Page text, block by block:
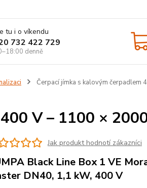
tu i o víkendu
732 422 729
denně
Čerpací jímka s kalovým čerpadlem
V – 1100 ×
Jak produkt hodnotí zákazníci
Black Line Box 1 VE
DN40, 1,1 kW, 400 V